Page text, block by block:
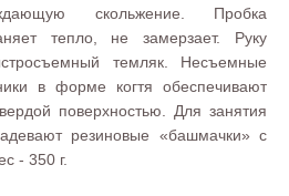
скольжение. Пробка
тепло, не замерзает. Руку
темляк. Несъемные
в форме когтя обеспечивают
поверхностью. Для занятия
резиновые «башмачки» с
- 350 г.